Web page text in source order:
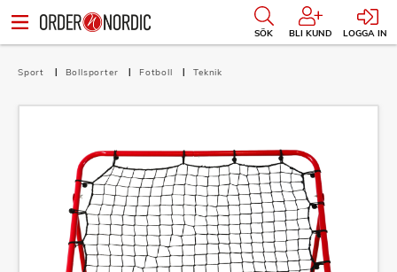
SÖK BLI KUND LOGGA IN
Sport Bollsporter Fotboll Teknik